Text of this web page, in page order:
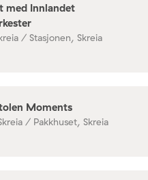
med Innlandet
/ Stasjonen, Skreia
Moments
/ Pakkhuset, Skreia